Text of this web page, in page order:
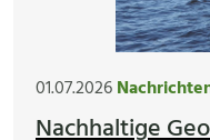
01.07.2026
Nachhaltige